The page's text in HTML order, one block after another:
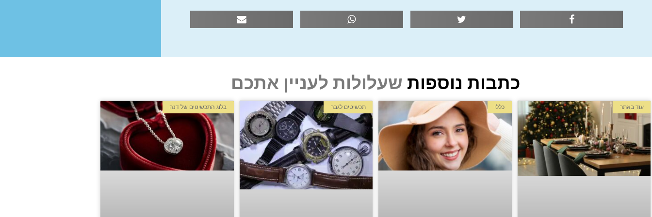
כתבות נוספות שעלולות לעניין אתכם
עוד באתר כללי תכשיטים לגבר בלוג התכשיטים של דנה